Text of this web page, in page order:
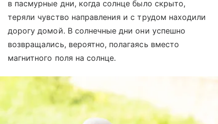
в пасмурные дни, когда солнце было скрыто,
теряли чувство направления и с трудом находили
дорогу домой. В солнечные дни они успешно
возвращались, вероятно, полагаясь вместо
магнитного поля на солнце.